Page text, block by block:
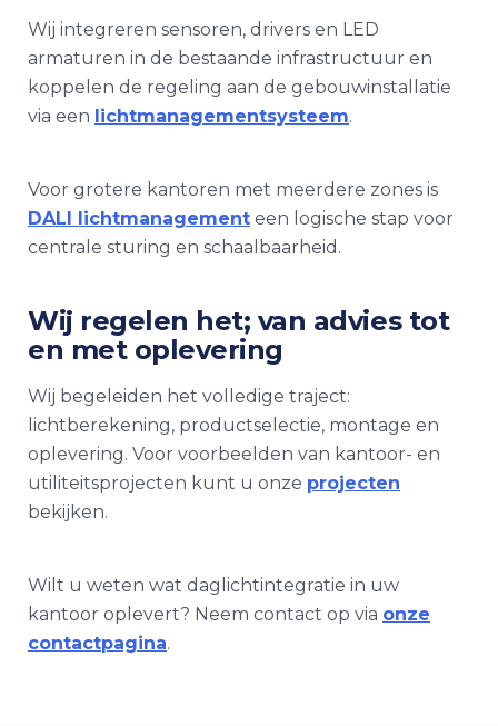
Wij integreren sensoren, drivers en LED
armaturen in de bestaande infrastructuur en
koppelen de regeling aan de gebouwinstallatie
via een lichtmanagementsysteem.
Voor grotere kantoren met meerdere zones is
DALI lichtmanagement een logische stap voor
centrale sturing en schaalbaarheid.
Wij regelen het; van advies tot
en met oplevering
Wij begeleiden het volledige traject:
lichtberekening, productselectie, montage en
oplevering. Voor voorbeelden van kantoor- en
utiliteitsprojecten kunt u onze projecten
bekijken.
Wilt u weten wat daglichtintegratie in uw
kantoor oplevert? Neem contact op via onze
contactpagina.